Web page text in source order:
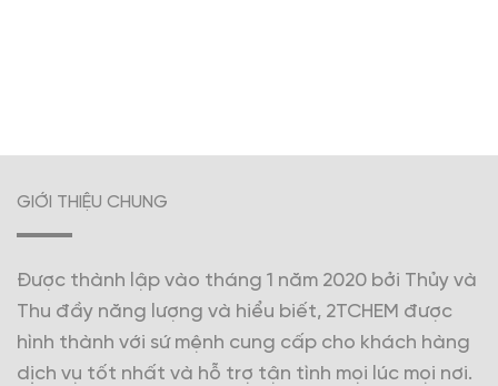
GIỚI THIỆU CHUNG
Được thành lập vào tháng 1 năm 2020 bởi Thủy và
Thu đầy năng lượng và hiểu biết, 2TCHEM được
hình thành với sứ mệnh cung cấp cho khách hàng
dịch vụ tốt nhất và hỗ trợ tận tình mọi lúc mọi nơi.